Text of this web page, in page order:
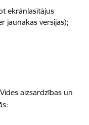
ekrānlasītājus
jaunākās versijas);
aizsardzības un